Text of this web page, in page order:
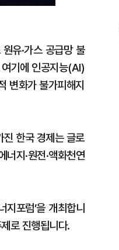
유·가스 공급망 불
기에 인공지능(AI)
변화가 불가피해지
진 한국 경제는 글로
지·원전·액화천연
포럼’을 개최합니
로 진행됩니다.